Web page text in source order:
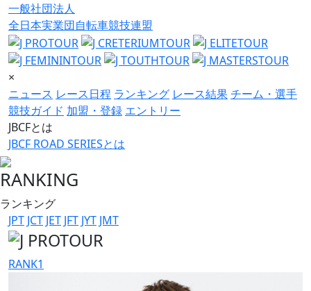
一般社団法人
全日本実業団自転車競技連盟
×
ニュース レース日程 ランキング レース結果チーム・選手
競技ガイド 加盟・登録 エントリー
JBCFとは
JBCF ROAD SERIESとは
RANKING
ランキング
JPT JCT JET JFT JYT JMT
RANK1